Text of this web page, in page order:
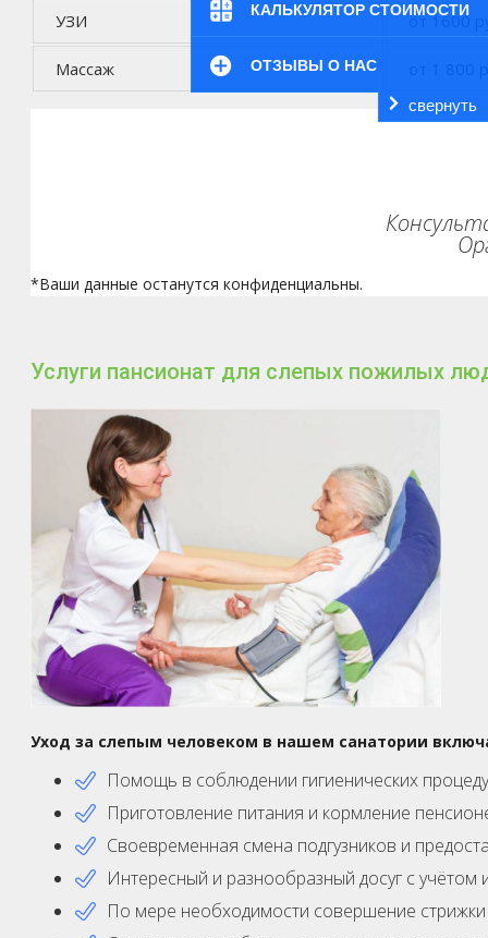
КАЛЬКУЛЯТОР СТОИМОСТИ
ОТЗЫВЫ О НАС
свернуть
УЗИ от 1600
Массаж
*Ваши данные останутся конфиденциальны.
Услуги пансионат для слепых пожилых
Уход за слепым человеком в нашем санатории
Помощь в соблюдении гигиенических
Приготовление питания и кормление
Своевременная смена подгузников и
Интересный и разнообразный досуг с учётом
По мере необходимости совершение стрижки